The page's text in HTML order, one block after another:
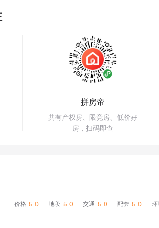
拼房帝
共有产权房、限竞房、低价好
房，扫码即查
价格 5.0 地段 5.0 交通 5.0 配套 5.0 环